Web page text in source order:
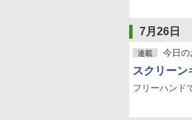
7月26日
連載 今日の
スクリー
フリーハンド